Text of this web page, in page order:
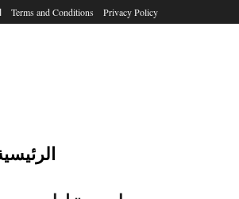
Privacy Policy
Terms and Conditions